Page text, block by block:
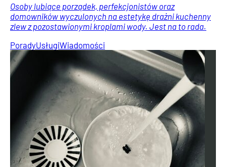
Osoby lubiące porządek, perfekcjonistów oraz
domowników wyczulonych na estetykę drażni kuchenny
zlew z pozostawionymi kroplami wody. Jest na to rada.
PoradyUsługiWiadomości